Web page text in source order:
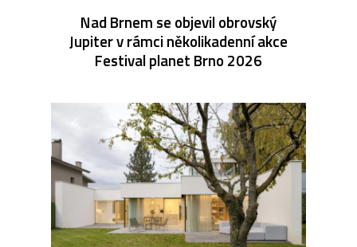
Nad Brnem se objevil obrovský
Jupiter v rámci několikadenní akce
Festival planet Brno 2026